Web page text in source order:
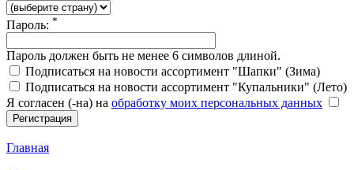
Пароль: *
Пароль должен быть не менее 6 символов длиной.
Подписаться на новости ассортимент "Шапки" (Зима)
Подписаться на новости ассортимент "Купальники" (Лето)
Я согласен (-на) на обработку моих персональных данных
Главная